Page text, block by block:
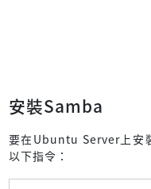
安裝Samba
要在Ubuntu Server上安
以下指令：